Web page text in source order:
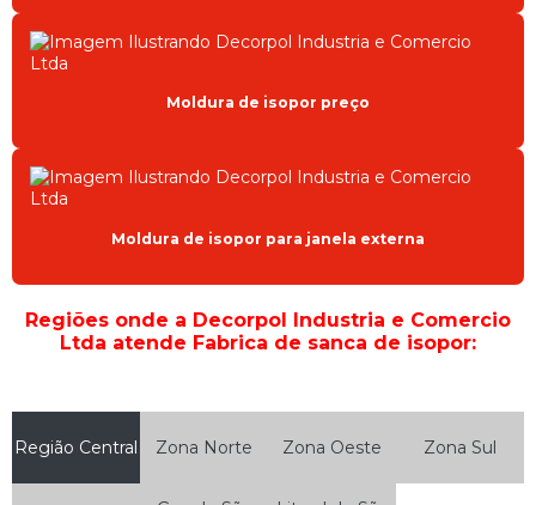
SANCAS PARA FACHADA
Moldura de isopor preço
Moldura de isopor para janela externa
Regiões onde a Decorpol Industria e Comercio
Ltda atende Fabrica de sanca de isopor:
Região Central Zona Norte Zona Oeste Zona Sul